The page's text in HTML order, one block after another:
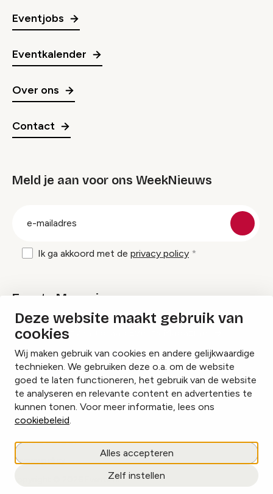
Deze website maakt gebruik van
cookies
Wij maken gebruik van cookies en andere gelijkwaardige
technieken. We gebruiken deze o.a. om de website
goed te laten functioneren, het gebruik van de website
te analyseren en relevante content en advertenties te
kunnen tonen. Voor meer informatie, lees ons
cookiebeleid.
Alles accepteren
Zelf instellen
Eventjobs
Eventkalender
Over ons
Contact
Meld je aan voor ons WeekNieuws
Ik ga akkoord met de privacy policy
Events Magazine
Ik ontvang graag Events Magazine
InstagramFacebookLinkedIn
Cookies beheren
Privacy policy
copyright © 2026 Events.nl